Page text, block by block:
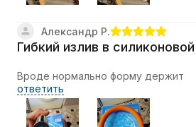
Александр P.
Гибкий излив в
Вроде нормально форму держит
ответить